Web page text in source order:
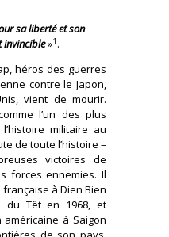
sa liberté et son
invincible»1 .
héros des guerres
contre le Japon,
vient de mourir.
l’un des plus
militaire au
de toute l’histoire –
victoires de
forces ennemies. Il
à Dien Bien
du Têt en 1968, et
à Saigon